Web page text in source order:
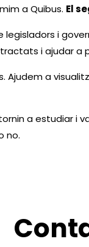
a Quibus. El
i
i ajudar
Ajudem a
a estudiar i
no.